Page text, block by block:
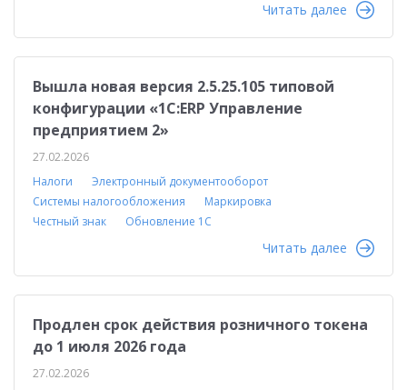
Читать далее
Вышла новая версия 2.5.25.105 типовой
конфигурации «1С:ERP Управление
предприятием 2»
27.02.2026
Налоги
Электронный документооборот
Системы налогообложения
Маркировка
Честный знак
Обновление 1С
Читать далее
Продлен срок действия розничного токена
до 1 июля 2026 года
27.02.2026